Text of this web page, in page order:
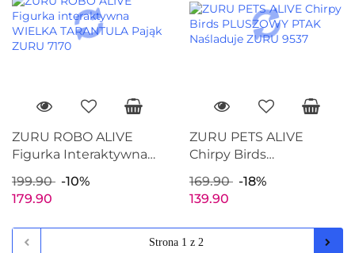
ZURU ROBO ALIVE
Figurka Interaktywna
Pająk ZURU 7170
199.90
-10%
179.90
ZURU PETS ALIVE
Chirpy Birds
Naśladuje ZURU 9537
169.90
-18%
139.90